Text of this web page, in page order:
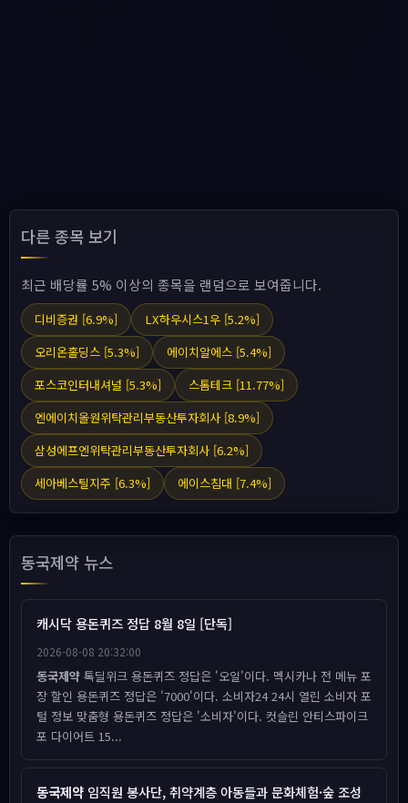
다른 종목 보기
최근 배당률 5% 이상의 종목을 랜덤으로 보여줍니다.
디비증권 [6.9%]
LX하우시스1우 [5.2%]
오리온홀딩스 [5.3%]
에이치알에스 [5.4%]
포스코인터내셔널 [5.3%]
스톰테크 [11.77%]
엔에이치올원위탁관리부동산투자회사 [8.9%]
삼성에프엔위탁관리부동산투자회사 [6.2%]
세아베스틸지주 [6.3%]
에이스침대 [7.4%]
동국제약 뉴스
캐시닥 용돈퀴즈 정답 8월 8일 [단독]
2026-08-08 20:32:00
동국제약 톡딜위크 용돈퀴즈 정답은 '오일'이다. 멕시카나 전 메뉴 포
장 할인 용돈퀴즈 정답은 '7000'이다. 소비자24 24시 열린 소비자 포
털 정보 맞춤형 용돈퀴즈 정답은 '소비자'이다. 컷슬린 안티스파이크
포 다이어트 15...
동국제약 임직원 봉사단, 취약계층 아동들과 문화체험·숲 조성